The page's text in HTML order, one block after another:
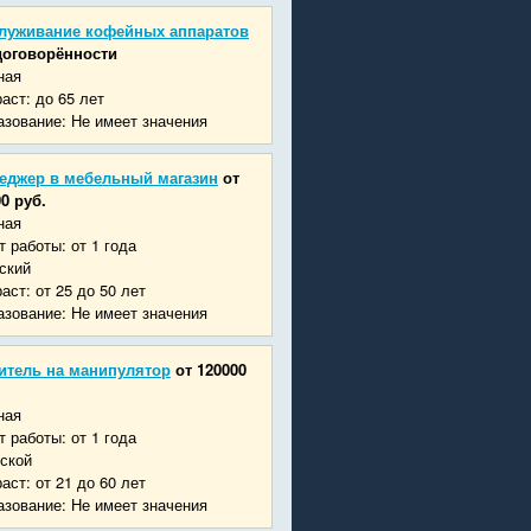
кофейных аппаратов
до 65 лет
Не имеет значения
в мебельный магазин от
руб.
работы: от 1 года
от 25 до 50 лет
Не имеет значения
на манипулятор от 120000
работы: от 1 года
от 21 до 60 лет
Не имеет значения